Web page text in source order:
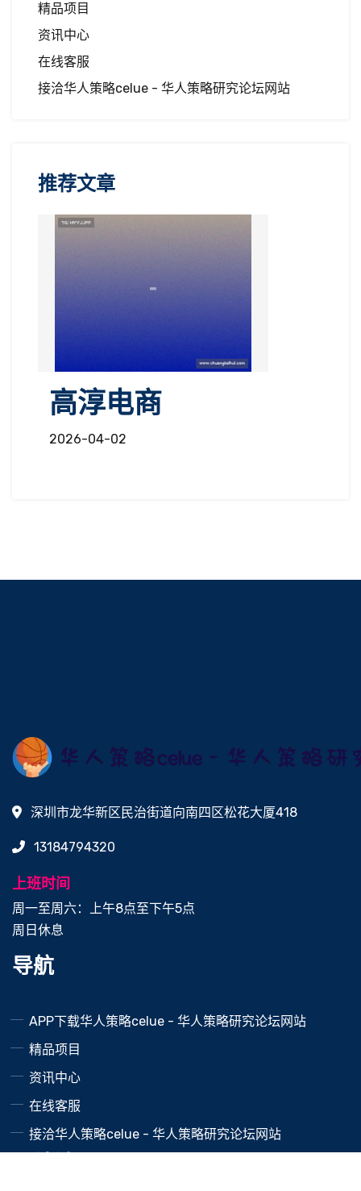
精品项目
资讯中心
在线客服
接洽华人策略celue - 华人策略研究论坛网站
推荐文章
高淳电商
2026-04-02
深圳市龙华新区民治街道向南四区松花大厦418
13184794320
上班时间
周一至周六：上午8点至下午5点
周日休息
导航
APP下载华人策略celue - 华人策略研究论坛网站
精品项目
资讯中心
在线客服
接洽华人策略celue - 华人策略研究论坛网站